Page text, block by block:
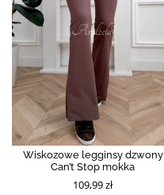
Wiskozowe legginsy dzwony
Can’t Stop mokka
109,99 zł